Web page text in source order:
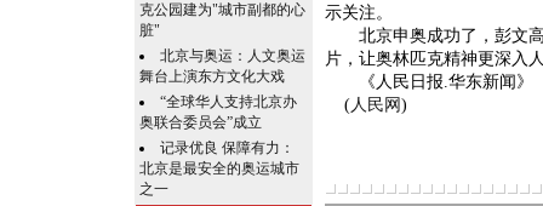
克公园建为"城市副都的心
脏"
北京与奥运：人文奥运
舞台上演东方文化大戏
“全球华人支持北京办
奥联合委员会”成立
记录优良 保障有力：
北京是最安全的奥运城市
之一
示关注。
北京申奥成功了，彭文高
片，让奥林匹克精神更深入
《人民日报.华东新闻》
(人民网 )